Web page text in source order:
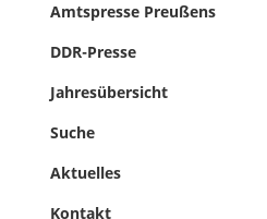
Amtspresse Preußens
DDR-Presse
Jahresübersicht
Suche
Aktuelles
Kontakt